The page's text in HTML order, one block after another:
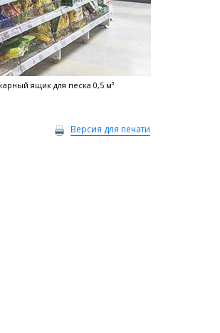
ящик для песка 0,5 м³
Версия для печати